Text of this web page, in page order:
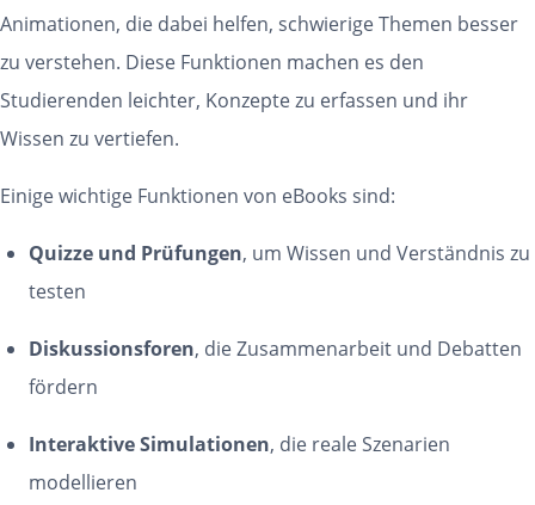
Animationen, die dabei helfen, schwierige Themen besser
zu verstehen. Diese Funktionen machen es den
Studierenden leichter, Konzepte zu erfassen und ihr
Wissen zu vertiefen.
Einige wichtige Funktionen von eBooks sind:
Quizze und Prüfungen, um Wissen und Verständnis zu
testen
Diskussionsforen, die Zusammenarbeit und Debatten
fördern
Interaktive Simulationen, die reale Szenarien
modellieren